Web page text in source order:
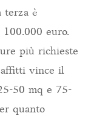
terza è
100.000 euro.
più richieste
affitti vince il
50 mq e 75-
quanto